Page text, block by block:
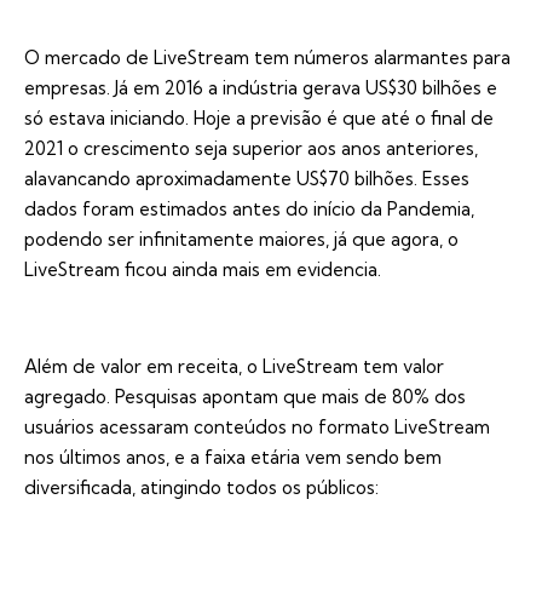
O mercado de LiveStream tem números alarmantes para
empresas. Já em 2016 a indústria gerava US$30 bilhões e
só estava iniciando. Hoje a previsão é que até o final de
2021 o crescimento seja superior aos anos anteriores,
alavancando aproximadamente US$70 bilhões. Esses
dados foram estimados antes do início da Pandemia,
podendo ser infinitamente maiores, já que agora, o
LiveStream ficou ainda mais em evidencia.
Além de valor em receita, o LiveStream tem valor
agregado. Pesquisas apontam que mais de 80% dos
usuários acessaram conteúdos no formato LiveStream
nos últimos anos, e a faixa etária vem sendo bem
diversificada, atingindo todos os públicos: